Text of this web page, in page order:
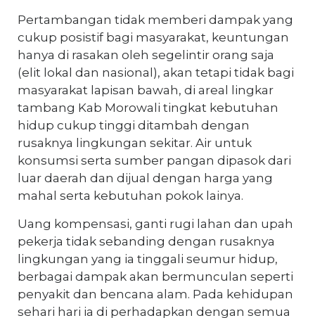
Pertambangan tidak memberi dampak yang
cukup posistif bagi masyarakat, keuntungan
hanya di rasakan oleh segelintir orang saja
(elit lokal dan nasional), akan tetapi tidak bagi
masyarakat lapisan bawah, di areal lingkar
tambang Kab Morowali tingkat kebutuhan
hidup cukup tinggi ditambah dengan
rusaknya lingkungan sekitar. Air untuk
konsumsi serta sumber pangan dipasok dari
luar daerah dan dijual dengan harga yang
mahal serta kebutuhan pokok lainya.
Uang kompensasi, ganti rugi lahan dan upah
pekerja tidak sebanding dengan rusaknya
lingkungan yang ia tinggali seumur hidup,
berbagai dampak akan bermunculan seperti
penyakit dan bencana alam. Pada kehidupan
sehari hari ia di perhadapkan dengan semua